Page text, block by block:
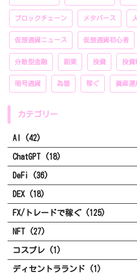
ブロックチェーン メタバース
仮想通貨ニュース 仮想通貨初心者
分散型金融 副業 投資 投資
暗号通貨 為替 稼ぐ 資産運
カテゴリー
AI (42)
ChatGPT (18)
DeFi (36)
DEX (18)
FX/トレードで稼ぐ (125)
NFT (27)
コスプレ (1)
ディセントラランド (1)